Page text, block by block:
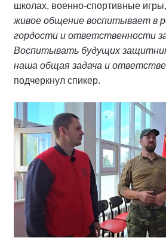
школах, военно-спортивные игры,
живое общение воспитывает в
гордости и ответственности
Воспитывать будущих
наша общая задача и
подчеркнул спикер.